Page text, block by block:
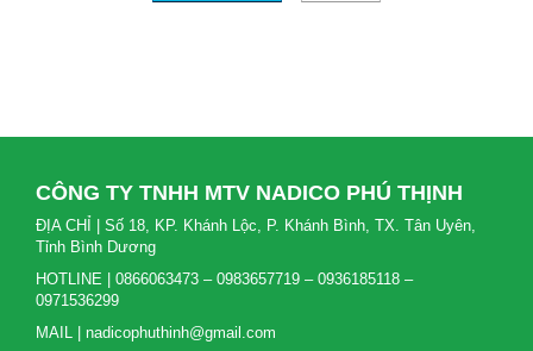
CÔNG TY TNHH MTV NADICO PHÚ THỊNH
ĐỊA CHỈ | Số 18, KP. Khánh Lộc, P. Khánh Bình, TX. Tân Uyên,
Tỉnh Bình Dương
HOTLINE | 0866063473 – 0983657719 – 0936185118 –
0971536299
MAIL | nadicophuthinh@gmail.com